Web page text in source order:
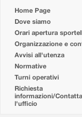
Home Page
Dove siamo
Orari apertura
Organizzazione e
Avvisi all'utenza
Normative
Turni operativi
Richiesta
informazioni/Contatta
l'ufficio